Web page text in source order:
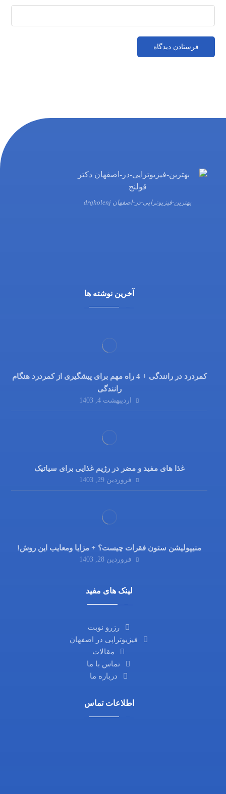
بهترین-فیزیوتراپی-در-اصفهان drgholenj
آخرین نوشته ها
کمردرد در رانندگی + 4 راه مهم برای پیشگیری از کمردرد هنگام
رانندگی
اردیبهشت 4, 1403
غذا های مفید و مضر در رژیم غذایی برای سیاتیک
فروردین 29, 1403
منیپولیشن ستون فقرات چیست؟ + مزایا ومعایب این روش!
فروردین 28, 1403
لینک های مفید
رزرو نوبت
فیزیوتراپی در اصفهان
مقالات
تماس با ما
درباره ما
اطلاعات تماس